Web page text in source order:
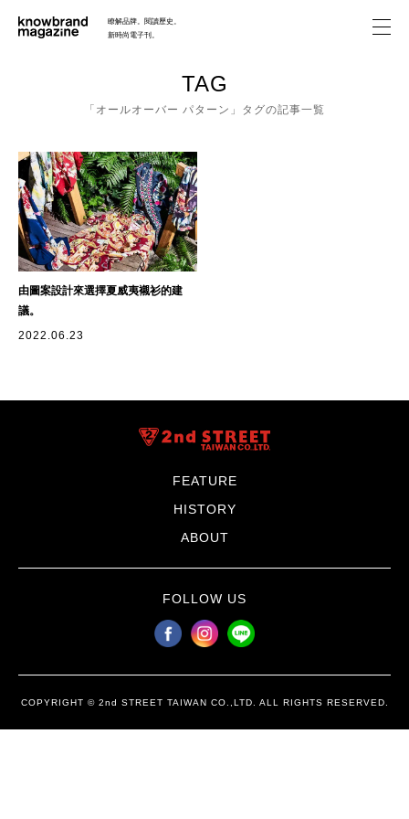
瞭解品牌。閱讀歷史。
新時尚電子刊。
FEATURE
HISTORY
ABOUT
SEARCH
TAG
「オールオーバー パターン」タグの記事一覧
由圖案設計來選擇夏威夷襯衫的建
議。
2022.06.23
FEATURE
HISTORY
ABOUT
FOLLOW US
COPYRIGHT © 2nd STREET TAIWAN CO.,LTD. ALL RIGHTS RESERVED.